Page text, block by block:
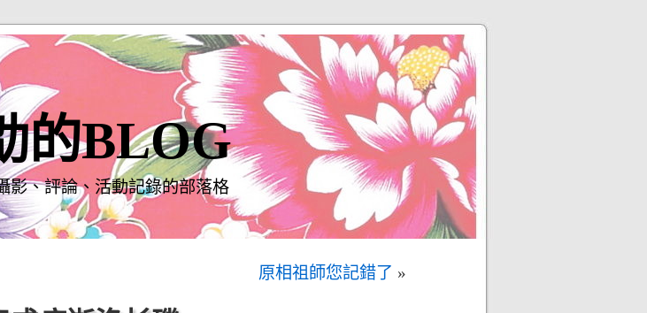
的BLOG
影、評論、活動記錄的部落格
原相祖師您記錯了 »